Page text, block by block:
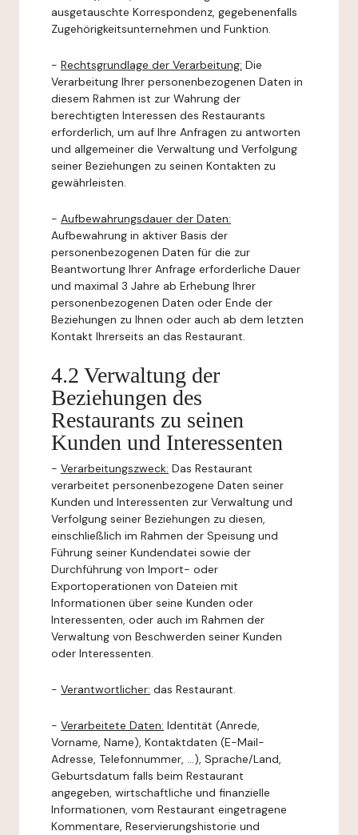
ausgetauschte Korrespondenz, gegebenenfalls
Zugehörigkeitsunternehmen und Funktion.
- Rechtsgrundlage der Verarbeitung: Die
Verarbeitung Ihrer personenbezogenen Daten in
diesem Rahmen ist zur Wahrung der
berechtigten Interessen des Restaurants
erforderlich, um auf Ihre Anfragen zu antworten
und allgemeiner die Verwaltung und Verfolgung
seiner Beziehungen zu seinen Kontakten zu
gewährleisten.
- Aufbewahrungsdauer der Daten:
Aufbewahrung in aktiver Basis der
personenbezogenen Daten für die zur
Beantwortung Ihrer Anfrage erforderliche Dauer
und maximal 3 Jahre ab Erhebung Ihrer
personenbezogenen Daten oder Ende der
Beziehungen zu Ihnen oder auch ab dem letzten
Kontakt Ihrerseits an das Restaurant.
4.2 Verwaltung der
Beziehungen des
Restaurants zu seinen
Kunden und Interessenten
- Verarbeitungszweck: Das Restaurant
verarbeitet personenbezogene Daten seiner
Kunden und Interessenten zur Verwaltung und
Verfolgung seiner Beziehungen zu diesen,
einschließlich im Rahmen der Speisung und
Führung seiner Kundendatei sowie der
Durchführung von Import- oder
Exportoperationen von Dateien mit
Informationen über seine Kunden oder
Interessenten, oder auch im Rahmen der
Verwaltung von Beschwerden seiner Kunden
oder Interessenten.
- Verantwortlicher: das Restaurant.
- Verarbeitete Daten: Identität (Anrede,
Vorname, Name), Kontaktdaten (E-Mail-
Adresse, Telefonnummer, ...), Sprache/Land,
Geburtsdatum falls beim Restaurant
angegeben, wirtschaftliche und finanzielle
Informationen, vom Restaurant eingetragene
Kommentare, Reservierungshistorie und